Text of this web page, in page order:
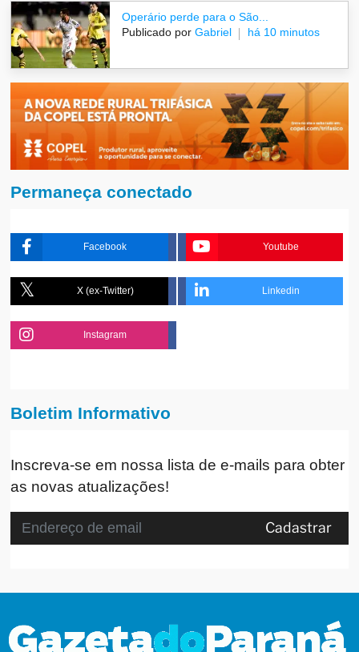
Operário perde para o São...
Publicado por Gabriel há 10 minutos
Permaneça conectado
Facebook Youtube
X (ex-Twitter) Linkedin
Instagram
Boletim Informativo
Inscreva-se em nossa lista de e-mails para obter
as novas atualizações!
Cadastrar